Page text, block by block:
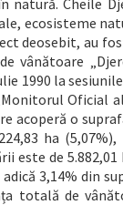
natură. Cheile
ecosisteme
deosebit, au
vânătoare
1990 la
Oficial
acoperă o
ha
este de
3,14% din
totală de